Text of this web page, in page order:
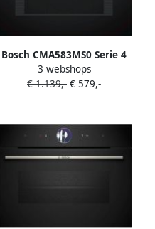
Bosch CMA583MS0 Serie 4
Inbouw Combi-magnetron
60 x 45 cm Hetelucht:
warmteverdeling RVS LCD
display
3 webshops
€ 1.139,- € 579,-